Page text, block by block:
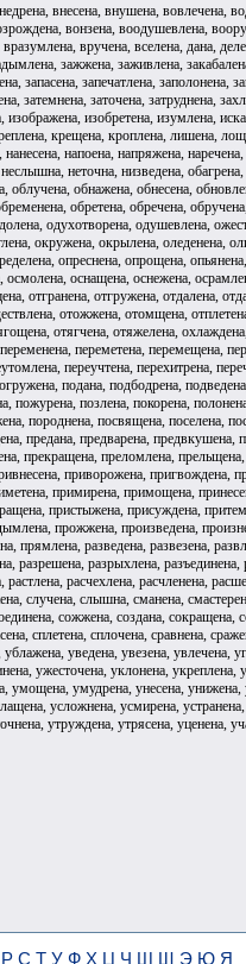
внесена, внушена, вовлечена,
вонзена, воодушевлена,
вручена, вселена, дана,
зажжена, заживлена,
запасена, запечатлена, заполонена,
затемнена, заточена, затруднена,
изобретена, изумлена,
крещена, кроплена, лишена,
напоена, напряжена,
неточна, низведена,
обнажена, обнесена,
обретена, обречена,
одухотворена, одушевлена,
окружена, окрылена, оледенена,
опреснена, опрощена,
оснащена, оснежена,
отгранена, отгружена, отдалена,
отожжена, отомщена,
отягчена, отяжелена,
переметена, перемещена,
переучтена, перехитрена,
подана, подбодрена,
пожурена, позлена, покорена,
породнена, посвящена, поселена,
предана, предварена, предвкушена,
прекращена, преломлена,
приворожена, пригвождена,
примирена, примощена,
пристыжена, присуждена,
прожжена, произведена,
разведена, развезена,
разрыхлена, разъединена,
расчехлена, расчленена,
случена, слышна, сманена,
сожжена, создана, сокращена,
сплетена, сплочена, сравнена,
уведена, увезена, увлечена,
ужесточена, уклонена,
умудрена, унесена, унижена,
усложнена, усмирена,
утруждена, утрясена, уценена,
Р С Т У Ф Х Ц Ч Ш Щ Э Ю Я